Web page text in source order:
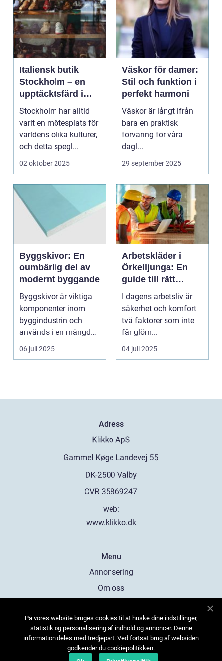
Italiensk butik
Stockholm – en
upptäcktsfärd i
kvalitet och
hantverk
Stockholm har alltid
varit en mötesplats för
världens olika kulturer,
och detta spegl...
02 oktober 2025
Väskor för damer:
Stil och funktion i
perfekt harmoni
Väskor är långt ifrån
bara en praktisk
förvaring för våra
dagl...
29 september 2025
Byggskivor: En
oumbärlig del av
modernt byggande
Byggskivor är viktiga
komponenter inom
byggindustrin och
används i en mängd
olika kon...
06 juli 2025
Arbetskläder i
Örkelljunga: En
guide till rätt
skydd och
bekvämlighet på
jobbet
I dagens arbetsliv är
säkerhet och komfort
två faktorer som inte
får glöm...
04 juli 2025
Adress
web:
www.klikko.dk
Menu
Annonsering
Om oss
Kontakta oss
Sitemap
På vores website bruges cookies til at huske dine indstillinger,
statistik og personalisering af indhold og annoncer. Denne
information deles med tredjepart. Ved fortsat brug af websiden
godkender du cookiepolitikken.